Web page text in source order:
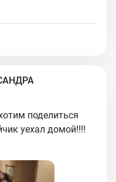
поделиться
уехал домой!!!!